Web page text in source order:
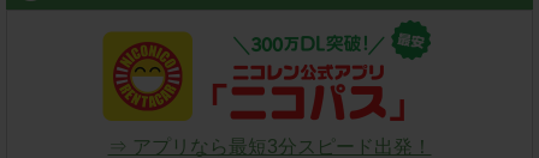
⇒ アプリなら最短3分スピード出発！